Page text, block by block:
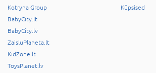
Kotryna Group
BabyCity.lt
BabyCity.lv
ZaisluPlaneta.lt
KidZone.lt
ToysPlanet.lv
Küpsised